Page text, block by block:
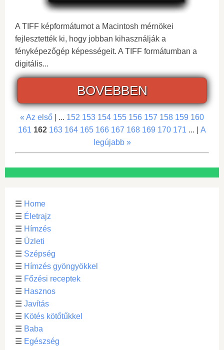
A TIFF képformátumot a Macintosh mérnökei
fejlesztették ki, hogy jobban kihasználják a
fényképezőgép képességeit. A TIFF formátumban a
digitális...
BOVEBBEN
« Az első | ... 152 153 154 155 156 157 158 159 160
161 162 163 164 165 166 167 168 169 170 171 ... | A
legújabb »
☰ Home
☰ Életrajz
☰ Hímzés
☰ Üzleti
☰ Szépség
☰ Hímzés gyöngyökkel
☰ Főzési receptek
☰ Hasznos
☰ Javítás
☰ Kötés kötőtűkkel
☰ Baba
☰ Egészség